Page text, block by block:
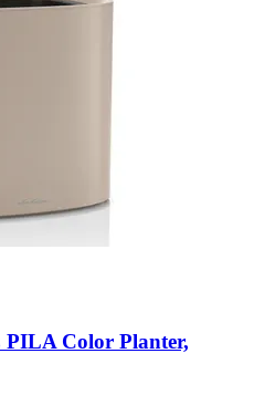
PILA Color Planter,